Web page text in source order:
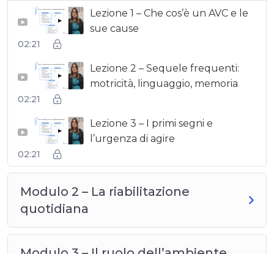
▶
Lezione 1 – Che cos’è un AVC e le
sue cause
02:21
▶
Lezione 2 – Sequele frequenti:
motricità, linguaggio, memoria
02:21
▶
Lezione 3 – I primi segni e
l’urgenza di agire
02:21
Modulo 2 – La riabilitazione
quotidiana